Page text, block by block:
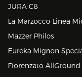
JURA C8
La Marzocco Linea
Mazzer Philos
Eureka Mignon
Fiorenzato AllGround